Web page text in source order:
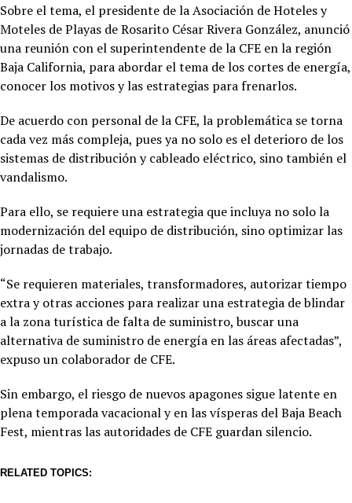
Sobre el tema, el presidente de la Asociación de Hoteles y
Moteles de Playas de Rosarito César Rivera González, anunció
una reunión con el superintendente de la CFE en la región
Baja California, para abordar el tema de los cortes de energía,
conocer los motivos y las estrategias para frenarlos.
De acuerdo con personal de la CFE, la problemática se torna
cada vez más compleja, pues ya no solo es el deterioro de los
sistemas de distribución y cableado eléctrico, sino también el
vandalismo.
Para ello, se requiere una estrategia que incluya no solo la
modernización del equipo de distribución, sino optimizar las
jornadas de trabajo.
“Se requieren materiales, transformadores, autorizar tiempo
extra y otras acciones para realizar una estrategia de blindar
a la zona turística de falta de suministro, buscar una
alternativa de suministro de energía en las áreas afectadas”,
expuso un colaborador de CFE.
Sin embargo, el riesgo de nuevos apagones sigue latente en
plena temporada vacacional y en las vísperas del Baja Beach
Fest, mientras las autoridades de CFE guardan silencio.
RELATED TOPICS: